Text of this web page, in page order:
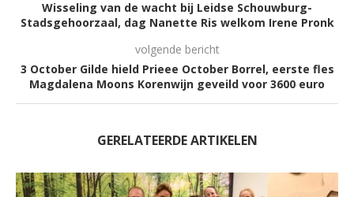
Wisseling van de wacht bij Leidse Schouwburg-
Stadsgehoorzaal, dag Nanette Ris welkom Irene Pronk
volgende bericht
3 October Gilde hield Prieee October Borrel, eerste fles
Magdalena Moons Korenwijn geveild voor 3600 euro
GERELATEERDE ARTIKELEN